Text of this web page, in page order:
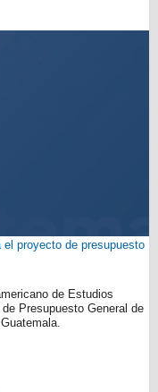
proyecto de presupuesto
de Estudios
Presupuesto General de